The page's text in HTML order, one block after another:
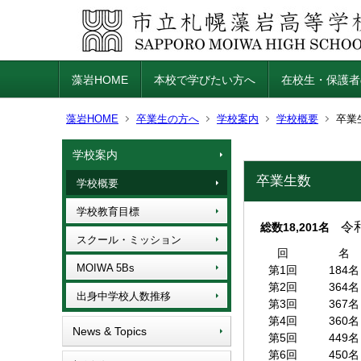
藻岩HOME 本校で学びたい方へ 在校生・保護
藻岩HOME 卒業生の方へ 学校案内 学校概要 卒業
学校案内
学校概要
学校教育目標
スクール・ミッション
MOIWA 5Bs
出身中学校人数推移
News & Topics
卒業生数
総数18,201名 令
回
名
第1回
184名
第2回
364名
第3回
367名
第4回
360名
第5回
449名
第6回
450名